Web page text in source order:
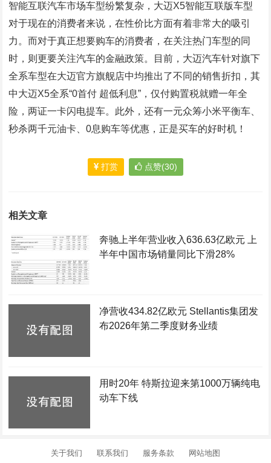
智能互联汽车市场车型纷繁复杂，大迈X5智能互联版车型
对于现在的消费者来说，在性价比方面有着非常大的吸引
力。而对于真正想要购车的消费者，在关注热门车型的同
时，则更要关注汽车的金融政策。目前，大迈汽车针对旗下
全系车型在大迈官方旗舰店中均推出了不同的销售折扣，其
中大迈X5全系“0首付 超低利息”，仅付购置税就赠一年全
险，两证一卡闪电提车。此外，还有一元众筹小米平衡车、
秒杀两千元油卡、0息购车等优惠，正是买车的好时机！
打赏 点赞(30)
相关文章
奔驰上半年营业收入636.63亿欧元 上
半年中国市场销量同比下滑28%
净营收434.82亿欧元 Stellantis集团发
布2026年第二季度财务业绩
用时20年 特斯拉迎来第1000万辆纯电
动车下线
关于我们 联系我们 服务条款 网站地图